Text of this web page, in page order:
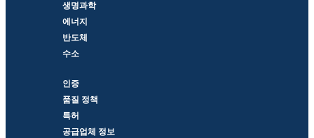
생명과학
에너지
반도체
수소
인증
품질 정책
특허
공급업체 정보